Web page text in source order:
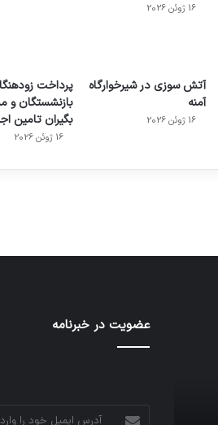
16 ژوئن 2026
آتش سوزی در شیرخوارگاه
آمنه
16 ژوئن 2026
پرداخت
بازنشستگان و
بگیران تامین
16 ژوئن 2026
هدفون های 2023
عضویت در خبرنامه
آدرس